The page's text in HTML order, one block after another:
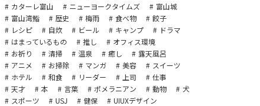
カターレ富山
ニューヨークタイムズ
富山城
富山湾鮨
歴史 梅雨 食べ物
餃子
レシピ
自炊 ビール キャンプ
ドラマ
はまっているもの
推し
オフィス環境
お祈り
清掃 温泉 癒し
露天風呂
アニメ
お掃除 マンガ 美容
スイーツ
ホテル
和食 リーダー 上司
仕事
天才
本 言葉 ポメラニアン 動物
犬
スポーツ
USJ 健保
UIUXデザイン